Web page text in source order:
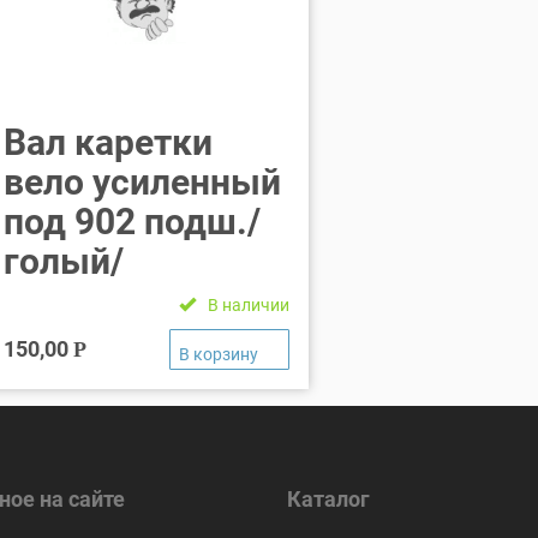
Вал каретки
вело усиленный
под 902 подш./
голый/
В наличии
150,00 Р
на сайте Каталог